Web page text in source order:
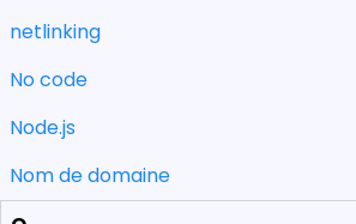
netlinking
No code
Node.js
Nom de domaine